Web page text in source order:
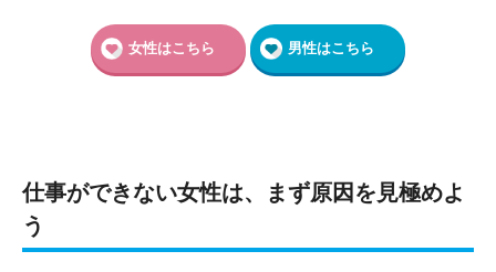
女性はこちら 男性はこちら
仕事ができない女性は、まず原因を見極めよ
う